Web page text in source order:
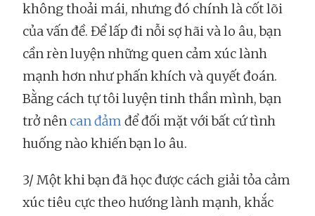
không thoải mái, nhưng đó chính là cốt lõi
của vấn đề. Để lấp đi nỗi sợ hãi và lo âu, bạn
cần rèn luyện những quen cảm xúc lành
mạnh hơn như phấn khích và quyết đoán.
Bằng cách tự tôi luyện tinh thần mình, bạn
trở nên can đảm để đối mặt với bất cứ tình
huống nào khiến bạn lo âu.
3/ Một khi bạn đã học được cách giải tỏa cảm
xúc tiêu cực theo hướng lành mạnh, khắc